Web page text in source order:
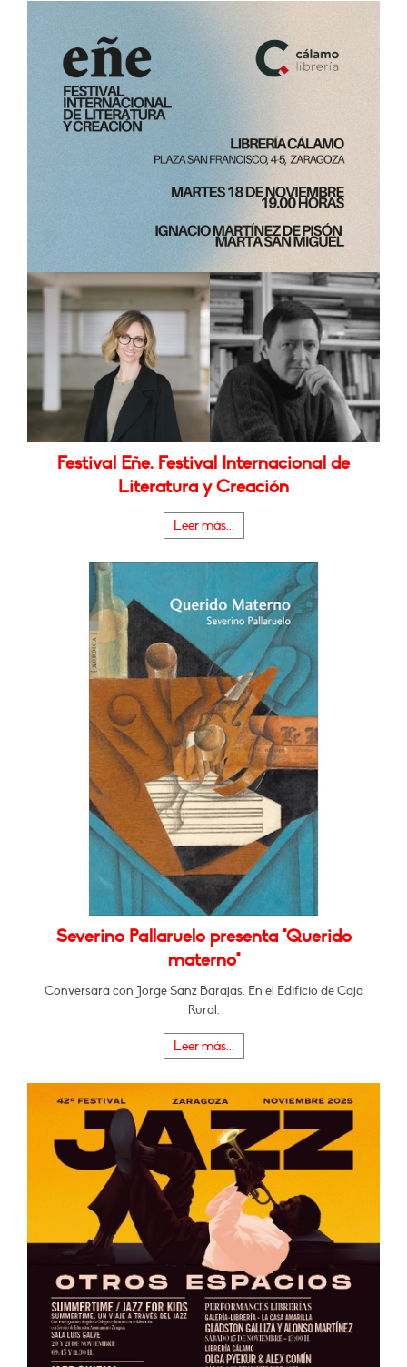
Festival Eñe. Festival Internacional de
Literatura y Creación
Leer más...
Severino Pallaruelo presenta "Querido
materno"
Conversará con Jorge Sanz Barajas. En el Edificio de Caja
Rural.
Leer más...